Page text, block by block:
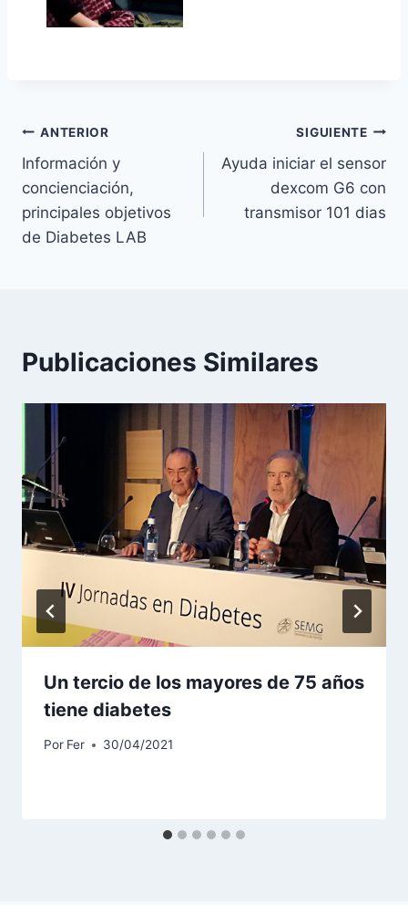
Navegación
de
entradas
ANTERIOR
Información y
concienciación,
principales objetivos
de Diabetes LAB
SIGUIENTE
Ayuda iniciar el sensor
dexcom G6 con
transmisor 101 dias
Publicaciones Similares
Un tercio de los mayores de 75 años
tiene diabetes
Por Fer 30/04/2021